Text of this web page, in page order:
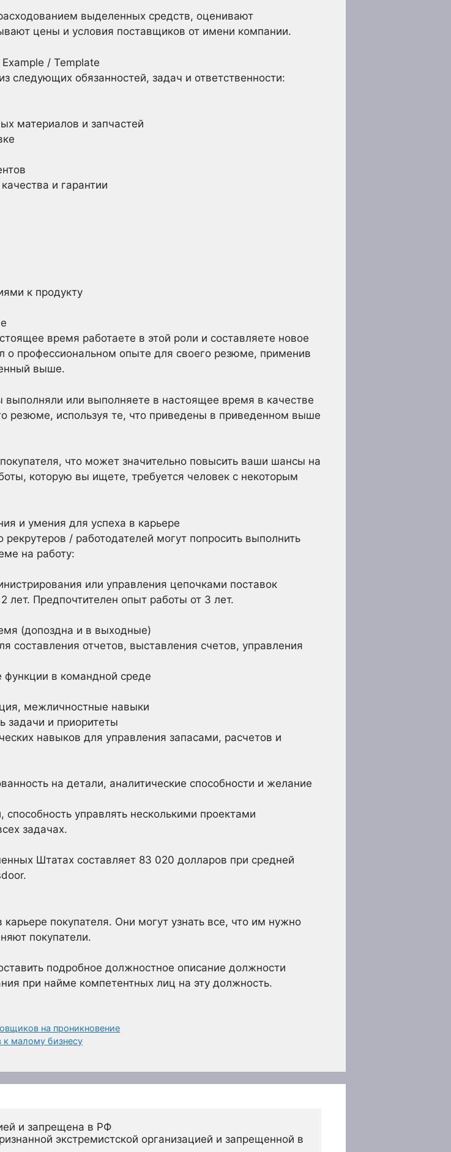
выделенных средств, оценивают
цены и условия поставщиков от имени компании.
/ Template
следующих обязанностей, задач и ответственности:
материалов и запчастей
и гарантии
к продукту
время работаете в этой роли и составляете новое
профессиональном опыте для своего резюме, применив
выше.
или выполняете в настоящее время в качестве
резюме, используя те, что приведены в приведенном выше
что может значительно повысить ваши шансы на
которую вы ищете, требуется человек с некоторым
и умения для успеха в карьере
/ работодателей могут попросить выполнить
на работу:
или управления цепочками поставок
лет. Предпочтителен опыт работы от 3 лет.
(допоздна и в выходные)
отчетов, выставления счетов, управления
в командной среде
межличностные навыки
задачи и приоритеты
навыков для управления запасами, расчетов и
на детали, аналитические способности и желание
управлять несколькими проектами
задачах.
Штатах составляет 83 020 долларов при средней
покупателя. Они могут узнать все, что им нужно
покупатели.
подробное должностное описание должности
при найме компетентных лиц на эту должность.
на проникновение
к малому бизнесу
и запрещена в РФ
экстремистской организацией и запрещенной в